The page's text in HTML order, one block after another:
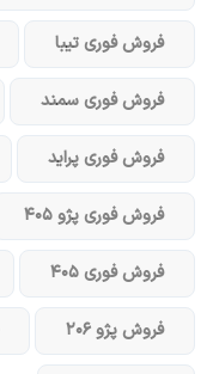
فروش فوری تیبا
فروش فوری سمند
فروش فوری پراید
فروش فوری پژو ۴۰۵
فروش فوری ۴۰۵
فروش پژو ۲۰۶